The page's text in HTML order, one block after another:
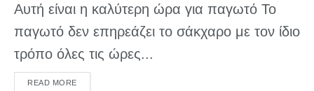
Αυτή είναι η καλύτερη ώρα για παγωτό Το
παγωτό δεν επηρεάζει το σάκχαρο με τον ίδιο
τρόπο όλες τις ώρες...
READ MOREDETAILS